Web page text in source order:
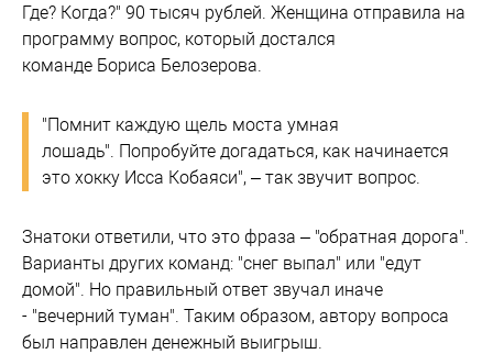
Где? Когда?" 90 тысяч рублей. Женщина отправила на
программу вопрос, который достался
команде Бориса Белозерова.
"Помнит каждую щель моста умная
лошадь". Попробуйте догадаться, как начинается
это хокку Исса Кобаяси", – так звучит вопрос.
Знатоки ответили, что это фраза – "обратная дорога".
Варианты других команд: "снег выпал" или "едут
домой". Но правильный ответ звучал иначе
- "вечерний туман". Таким образом, автору вопроса
был направлен денежный выигрыш.